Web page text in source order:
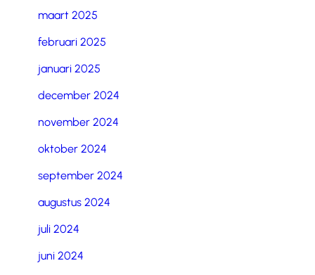
maart 2025
februari 2025
januari 2025
december 2024
november 2024
oktober 2024
september 2024
augustus 2024
juli 2024
juni 2024